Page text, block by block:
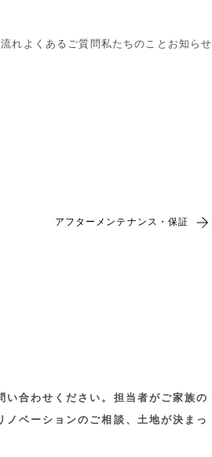
れ よくあるご質問私たちのこと お知らせ
アフターメンテナンス・保証
い合わせください。担当者がご家族の
ベーションのご相談、土地が決まっ